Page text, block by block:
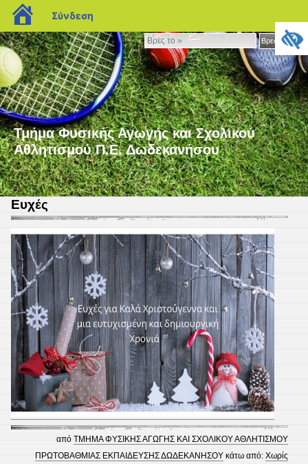
Βρες
το
»
Βρες το »
Τμήμα Φυσικής Αγωγής και Σχολικού
Αθλητισμού Π.Ε. Δωδεκανήσου
Ευχές
απόΤΜΗΜΑ ΦΥΣΙΚΗΣ ΑΓΩΓΗΣ ΚΑΙ ΣΧΟΛΙΚΟΥ ΑΘΛΗΤΙΣΜΟΥ
ΠΡΩΤΟΒΑΘΜΙΑΣ ΕΚΠΑΙΔΕΥΣΗΣ ΔΩΔΕΚΑΝΗΣΟΥ κάτω από:Χωρίς
blogs.sch.gr
Σύνδεση